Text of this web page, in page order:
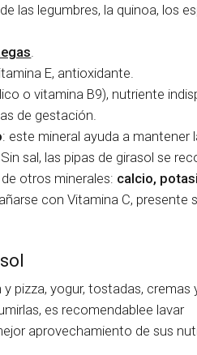
las legumbres, la quinoa, los
E, antioxidante.
o vitamina B9), nutriente
de gestación.
: este mineral ayuda a mantener
sal, las pipas de girasol se
otros minerales: calcio,
con Vitamina C, presente
pizza, yogur, tostadas, cremas
es recomendablee lavar
aprovechamiento de sus